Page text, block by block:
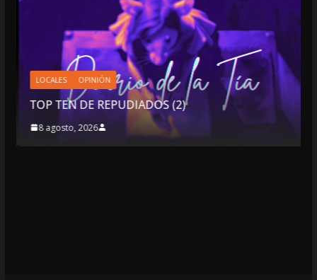
LOCALES OPINIÓN
TOP TEN DE REPUDIADOS (2)
8 agosto, 2026